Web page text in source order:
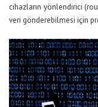
cihazların yönlendirici
veri gönderebilmesi için